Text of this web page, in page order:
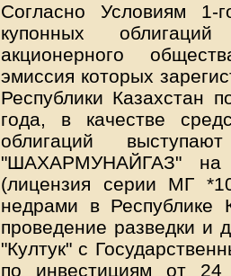
Согласно Условиям
купонных
акционерного
эмиссия которых
Республики Казахстан
года, в качестве
облигаций
"ШАХАРМУНАЙГАЗ" на
(лицензия серии МГ
недрами в Республике
проведение разведки и
"Култук" с
по инвестициям от